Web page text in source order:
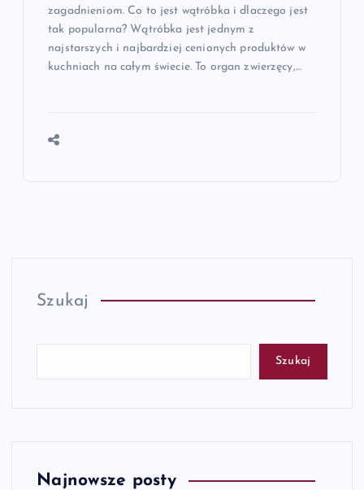
zagadnieniom. Co to jest wątróbka i dlaczego jest
tak popularna? Wątróbka jest jednym z
najstarszych i najbardziej cenionych produktów w
kuchniach na całym świecie. To organ zwierzęcy,…
Szukaj
Szukaj
Najnowsze posty